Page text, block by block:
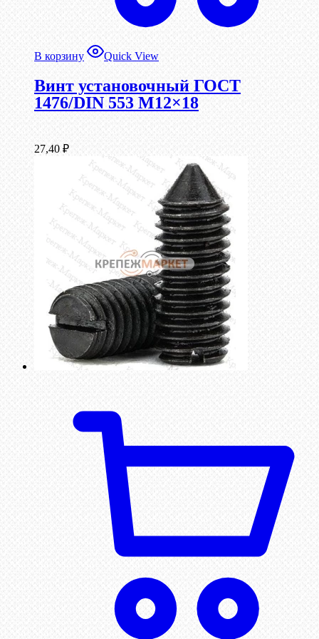
В корзину Quick View
Винт установочный ГОСТ
1476/DIN 553 М12×18
27,40 ₽